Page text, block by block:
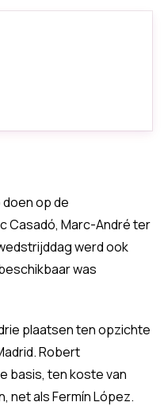
op de
Casadó, Marc-André ter
werd ook
was
plaatsen ten opzichte
Robert
basis, ten koste van
net als Fermín López.